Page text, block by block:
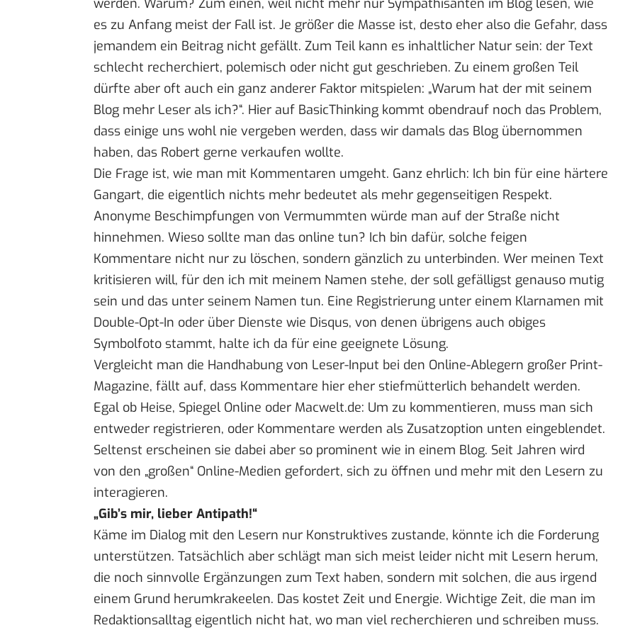
werden. Warum? Zum einen, weil nicht mehr nur Sympathisanten im Blog lesen, wie
es zu Anfang meist der Fall ist. Je größer die Masse ist, desto eher also die Gefahr, dass
jemandem ein Beitrag nicht gefällt. Zum Teil kann es inhaltlicher Natur sein: der Text
schlecht recherchiert, polemisch oder nicht gut geschrieben. Zu einem großen Teil
dürfte aber oft auch ein ganz anderer Faktor mitspielen: „Warum hat der mit seinem
Blog mehr Leser als ich?“. Hier auf BasicThinking kommt obendrauf noch das Problem,
dass einige uns wohl nie vergeben werden, dass wir damals das Blog übernommen
haben, das Robert gerne verkaufen wollte.
Die Frage ist, wie man mit Kommentaren umgeht. Ganz ehrlich: Ich bin für eine härtere
Gangart, die eigentlich nichts mehr bedeutet als mehr gegenseitigen Respekt.
Anonyme Beschimpfungen von Vermummten würde man auf der Straße nicht
hinnehmen. Wieso sollte man das online tun? Ich bin dafür, solche feigen
Kommentare nicht nur zu löschen, sondern gänzlich zu unterbinden. Wer meinen Text
kritisieren will, für den ich mit meinem Namen stehe, der soll gefälligst genauso mutig
sein und das unter seinem Namen tun. Eine Registrierung unter einem Klarnamen mit
Double-Opt-In oder über Dienste wie Disqus, von denen übrigens auch obiges
Symbolfoto stammt, halte ich da für eine geeignete Lösung.
Vergleicht man die Handhabung von Leser-Input bei den Online-Ablegern großer Print-
Magazine, fällt auf, dass Kommentare hier eher stiefmütterlich behandelt werden.
Egal ob Heise, Spiegel Online oder Macwelt.de: Um zu kommentieren, muss man sich
entweder registrieren, oder Kommentare werden als Zusatzoption unten eingeblendet.
Seltenst erscheinen sie dabei aber so prominent wie in einem Blog. Seit Jahren wird
von den „großen“ Online-Medien gefordert, sich zu öffnen und mehr mit den Lesern zu
interagieren.
„Gib’s mir, lieber Antipath!“
Käme im Dialog mit den Lesern nur Konstruktives zustande, könnte ich die Forderung
unterstützen. Tatsächlich aber schlägt man sich meist leider nicht mit Lesern herum,
die noch sinnvolle Ergänzungen zum Text haben, sondern mit solchen, die aus irgend
einem Grund herumkrakeelen. Das kostet Zeit und Energie. Wichtige Zeit, die man im
Redaktionsalltag eigentlich nicht hat, wo man viel recherchieren und schreiben muss.